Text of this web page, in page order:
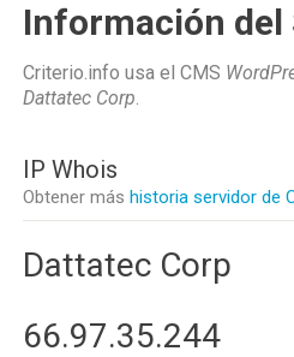
Información del
Criterio.info usa el CMS
Dattatec Corp.
IP Whois
Obtener más historia servidor de
Dattatec Corp
66.97.35.244